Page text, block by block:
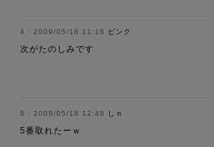
2009/05/18 11:16 ピンク
次がたのしみです
2009/05/18 12:48 しｎ
5番取れたーｗ